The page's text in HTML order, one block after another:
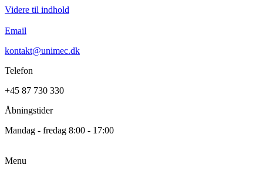
Videre til indhold
Email
kontakt@unimec.dk
Telefon
+45 87 730 330
Åbningstider
Mandag - fredag 8:00 - 17:00
Menu